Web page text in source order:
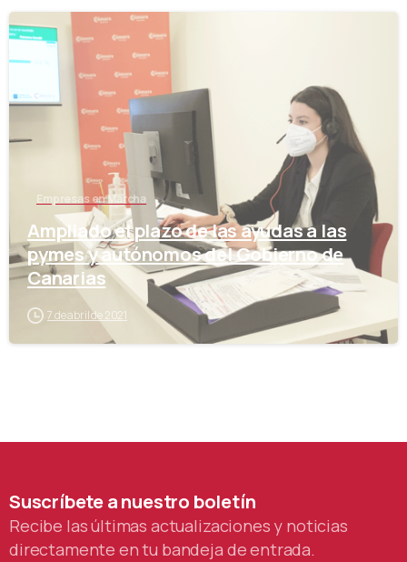
Empresas en Marcha
Ampliado el plazo de las ayudas a las
pymes y autónomos del Gobierno de
Canarias
7 de abril de 2021
Suscríbeteanuestro boletín
Recibe las últimas actualizaciones y noticias
directamente en tu bandeja de entrada.